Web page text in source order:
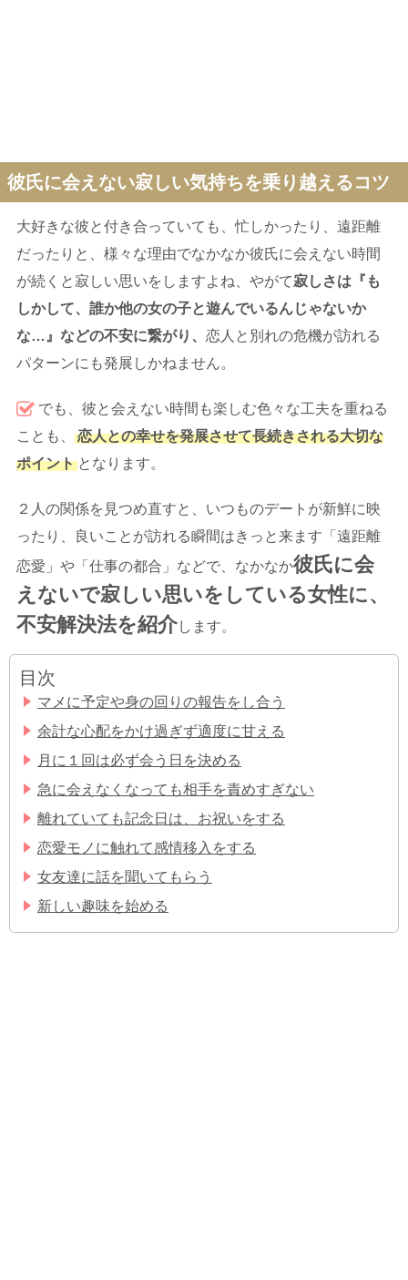
彼氏に会えない寂しい気持ちを乗り越えるコツ
大好きな彼と付き合っていても、忙しかったり、遠距離
だったりと、様々な理由でなかなか彼氏に会えない時間
が続くと寂しい思いをしますよね、やがて寂しさは『も
しかして、誰か他の女の子と遊んでいるんじゃないか
な…』などの不安に繋がり、 恋人と別れの危機が訪れる
パターンにも発展しかねません。
でも、彼と会えない時間も楽しむ色々な工夫を重ねる
ことも、
恋人との幸せを発展させて長続きされる大切な
ポイント となります。
２人の関係を見つめ直すと、いつものデートが新鮮に映
ったり、良いことが訪れる瞬間はきっと来ます「遠距離
恋愛」や「仕事の都合」などで、なかなか彼氏に会
えないで寂しい思いをしている女性に、
不安解決法を紹介します。
目次
マメに予定や身の回りの報告をし合う
余計な心配をかけ過ぎず適度に甘える
月に１回は必ず会う日を決める
急に会えなくなっても相手を責めすぎない
離れていても記念日は、お祝いをする
恋愛モノに触れて感情移入をする
女友達に話を聞いてもらう
新しい趣味を始める